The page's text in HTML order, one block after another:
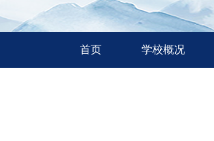
首页 学校概况